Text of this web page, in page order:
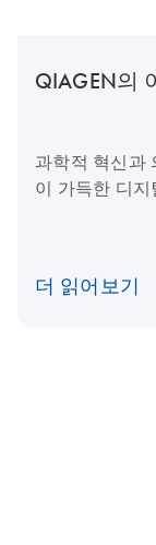
QIAGEN의
과학적 혁신과
이 가득한 디
더 읽어보기